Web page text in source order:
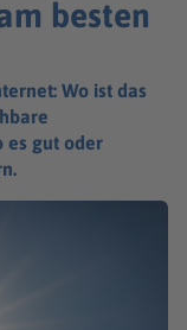
besten
Wo ist das
es gut oder